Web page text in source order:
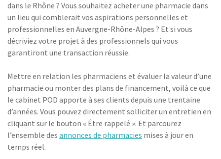
dans le Rhône ? Vous souhaitez acheter une pharmacie dans
un lieu qui comblerait vos aspirations personnelles et
professionnelles en Auvergne-Rhône-Alpes ? Et si vous
décriviez votre projet à des professionnels qui vous
garantiront une transaction réussie.
Mettre en relation les pharmaciens et évaluer la valeur d’une
pharmacie ou monter des plans de financement, voilà ce que
le cabinet POD apporte à ses clients depuis une trentaine
d’années. Vous pouvez directement solliciter un entretien en
cliquant sur le bouton « Être rappelé ». Et parcourez
l’ensemble des annonces de pharmacies mises à jour en
temps réel.